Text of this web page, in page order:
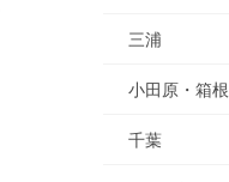
三浦
小田原・箱根
千葉